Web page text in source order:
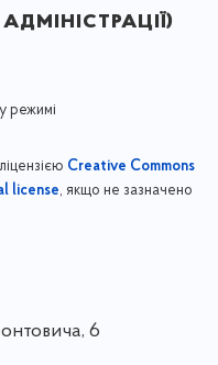
режимі
Creative Commons
license, якщо не зазначено
6